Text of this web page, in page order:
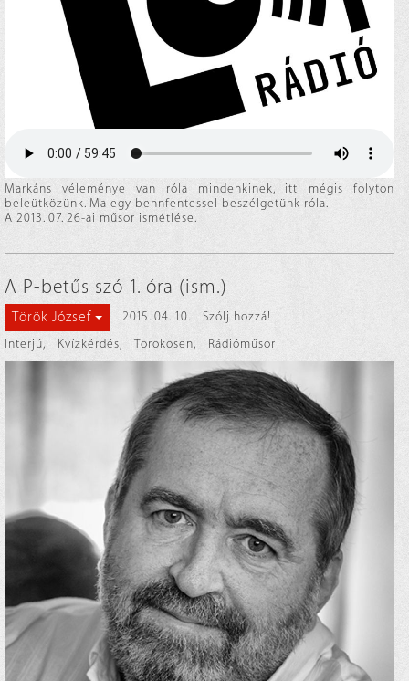
Markáns véleménye van róla mindenkinek, itt mégis folyton
beleütközünk. Ma egy bennfentessel beszélgetünk róla.
A 2013. 07. 26-ai műsor ismétlése.
A P-betűs szó 1. óra (ism.)
Török József 2015. 04. 10.
Szólj hozzá!
Interjú, Kvízkérdés, Törökösen, Rádióműsor